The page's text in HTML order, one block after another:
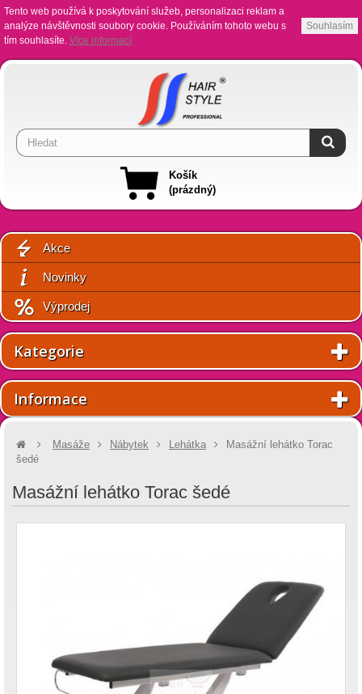
Tento web používá k poskytování služeb, personalizaci reklam a
analýze návštěvnosti soubory cookie. Používáním tohoto webu s
tím souhlasíte. Více informací
Souhlasím
Košík
(prázdný)
Akce
Novinky
Výprodej
Kategorie
Informace
Masáže Nábytek Lehátka
Masážní lehátko Torac
šedé
Masážní lehátko Torac šedé